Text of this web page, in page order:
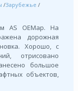
/Зарубежье /
AS OEMap. На
дорожная
Хорошо, с
отрисовано
большое
объектов,